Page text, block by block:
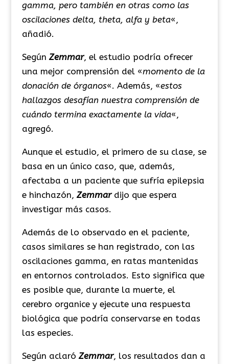
gamma, pero también en otras como las
oscilaciones delta, theta, alfa y beta«,
añadió.
Según Zemmar, el estudio podría ofrecer
una mejor comprensión del «momento de la
donación de órganos«. Además, «estos
hallazgos desafían nuestra comprensión de
cuándo termina exactamente la vida«,
agregó.
Aunque el estudio, el primero de su clase, se
basa en un único caso, que, además,
afectaba a un paciente que sufría epilepsia
e hinchazón, Zemmardijo que espera
investigar más casos.
Además de lo observado en el paciente,
casos similares se han registrado, con las
oscilaciones gamma, en ratas mantenidas
en entornos controlados. Esto significa que
es posible que, durante la muerte, el
cerebro organice y ejecute una respuesta
biológica que podría conservarse en todas
las especies.
Según aclaró Zemmar, los resultados dan a